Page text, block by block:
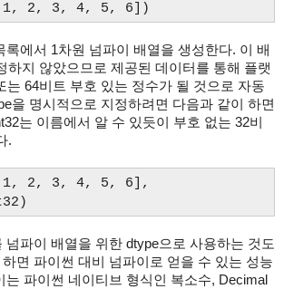
1, 2, 3, 4, 5, 6])
록에서 1차원 넘파이 배열을 생성한다. 이 배
하지 않았으므로 제공된 데이터를 통해 플랫
는 64비트 부호 있는 정수가 될 것으로 자동
을 명시적으로 지정하려면 다음과 같이 하면
는 이름에서 알 수 있듯이 부호 없는 32비
.
1, 2, 3, 4, 5, 6],
넘파이 배열을 위한 dtype으로 사용하는 것도
면 파이썬 대비 넘파이로 얻을 수 있는 성능
는 파이썬 네이티브 형식인 복소수, Decimal